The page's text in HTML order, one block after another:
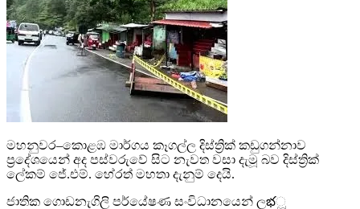
මහනුවර–කොළඹ මාර්ගය කෑගල්ල දිස්ත්‍රික් කඩුගන්නාව
ප්‍රදේශයෙන් අද පස්වරුවේ සිට නැවත වසා දැමූ බව දිස්ත්‍රික්
ලේකම් ජේ.එම්. හේරත් මහතා දැනුම් දෙයි.
ජාතික ගොඩනැගිලි පර්යේෂණ සංවිධානයෙන් ලభූ